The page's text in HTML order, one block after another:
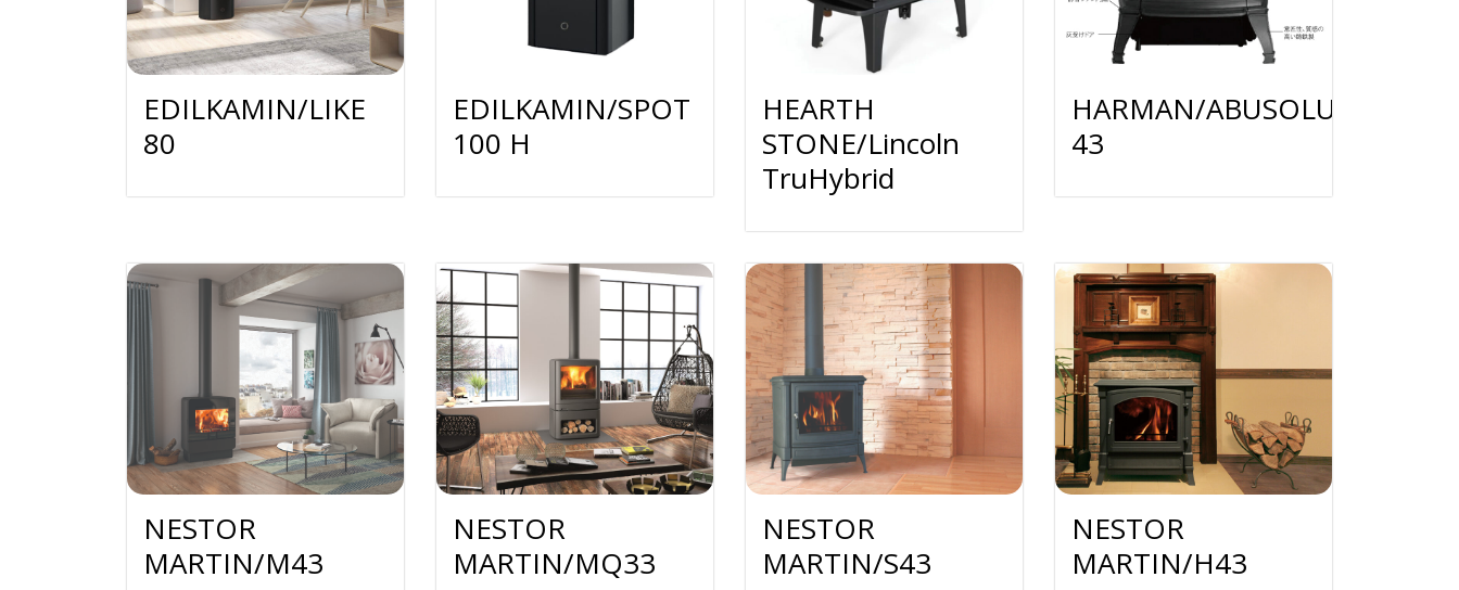
EDILKAMIN/LIKE
80
EDILKAMIN/SPOT
100 H
HEARTH
STONE/Lincoln
TruHybrid
HARMAN/ABUSOLUTE
43
NESTOR
MARTIN/M43
NESTOR
MARTIN/MQ33
NESTOR
MARTIN/S43
NESTOR
MARTIN/H43